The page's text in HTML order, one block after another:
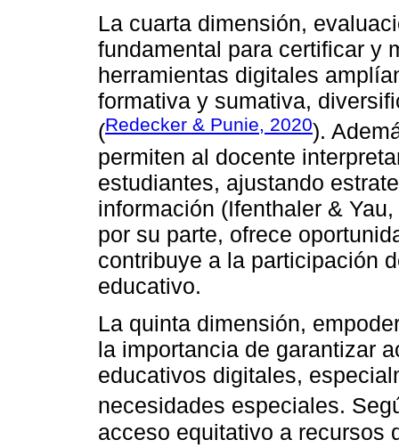
La cuarta dimensión,
fundamental para certificar y
herramientas digitales
formativa y sumativa,
(Redecker & Punie, 2020).
permiten al docente
estudiantes, ajustando
información (Ifenthaler &
por su parte, ofrece
contribuye a la participación
educativo.
La quinta dimensión,
la importancia de garantizar
educativos digitales,
necesidades especiales.
acceso equitativo a recursos